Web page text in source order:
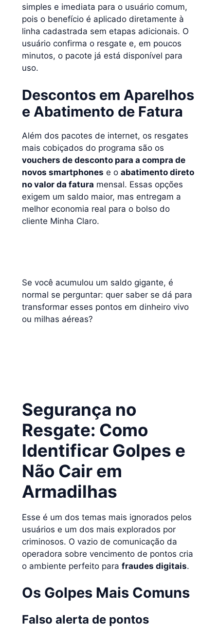
simples e imediata para o usuário comum,
pois o benefício é aplicado diretamente à
linha cadastrada sem etapas adicionais. O
usuário confirma o resgate e, em poucos
minutos, o pacote já está disponível para
uso.
Descontos em Aparelhos
e Abatimento de Fatura
Além dos pacotes de internet, os resgates
mais cobiçados do programa são os
vouchers de desconto para a compra de
novos smartphones e o abatimento direto
no valor da fatura mensal. Essas opções
exigem um saldo maior, mas entregam a
melhor economia real para o bolso do
cliente Minha Claro.
Se você acumulou um saldo gigante, é
normal se perguntar: quer saber se dá para
transformar esses pontos em dinheiro vivo
ou milhas aéreas?
Segurança no
Resgate: Como
Identificar Golpes e
Não Cair em
Armadilhas
Esse é um dos temas mais ignorados pelos
usuários e um dos mais explorados por
criminosos. O vazio de comunicação da
operadora sobre vencimento de pontos cria
o ambiente perfeito para fraudes digitais.
Os Golpes Mais Comuns
Falso alerta de pontos